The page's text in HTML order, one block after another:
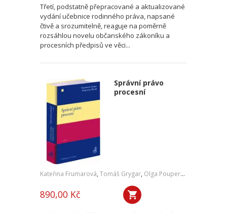
Třetí, podstatně přepracované a aktualizované
vydání učebnice rodinného práva, napsané
čtivě a srozumitelně, reaguje na poměrně
rozsáhlou novelu občanského zákoníku a
procesních předpisů ve věci...
Správní právo
procesní
Kateřina Frumarová, Tomáš Grygar, Olga Pouperová
890,00 Kč